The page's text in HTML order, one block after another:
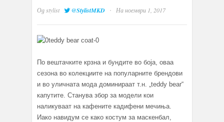
Одstylist @StylistMKD · На ноември 1, 2017
По вештачките крзна и бундите во боја, оваа
сезона во колекциите на популарните брендови
и во уличната мода доминираат т.н. „teddy bear“
капутите. Станува збор за модели кои
наликуваат на кафените кадифени мечиња.
Иако навидум се како костум за маскенбал,